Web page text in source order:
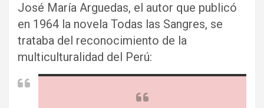
José María Arguedas, el autor que publicó
en 1964 la novela Todas las Sangres, se
trataba del reconocimiento de la
multiculturalidad del Perú: